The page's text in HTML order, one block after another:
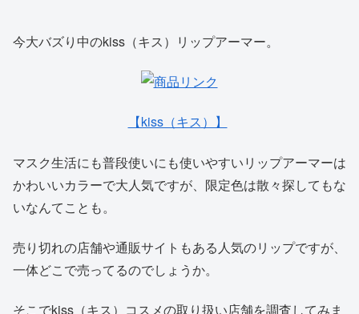
今大バズり中のkiss（キス）リップアーマー。
【kiss（キス）】
マスク生活にも普段使いにも使いやすいリップアーマーは
かわいいカラーで大人気ですが、限定色は散々探してもな
いなんてことも。
売り切れの店舗や通販サイトもある人気のリップですが、
一体どこで売ってるのでしょうか。
そこでkiss（キス）コスメの取り扱い店舗を調査してみま